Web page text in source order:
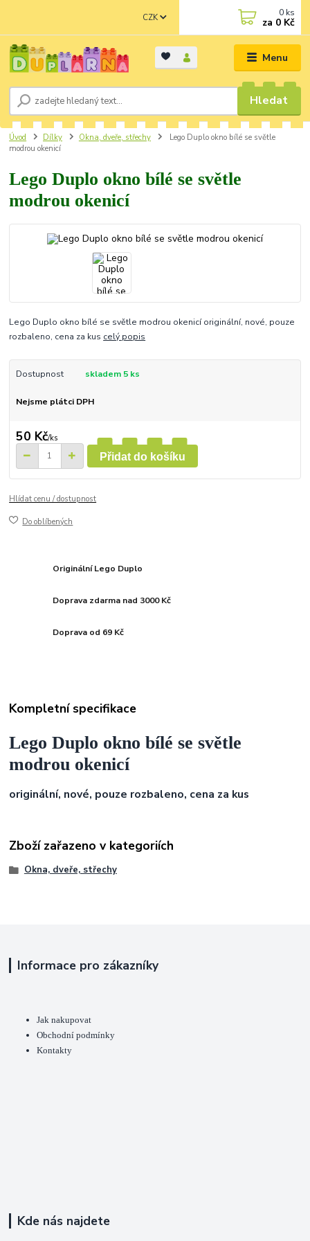
Menu
CZK
Hledat
0 ks
za 0 Kč
Úvod Dílky Okna, dveře, střechy
Lego Duplo okno bílé se světle
modrou okenicí
Lego Duplo okno bílé se světle
modrou okenicí
Lego Duplo okno bílé se světle modrou okenicí originální, nové, pouze
rozbaleno, cena za kus celý popis
Dostupnost skladem 5 ks
Nejsme plátci DPH
50 Kč/ks
Přidat do košíku
Hlídat cenu / dostupnost
Do oblíbených
Originální Lego Duplo
Doprava zdarma nad 3000 Kč
Doprava od 69 Kč
Kompletní specifikace
Lego Duplo okno bílé se světle
modrou okenicí
originální, nové, pouze rozbaleno, cena za kus
Zboží zařazeno v kategoriích
Okna, dveře, střechy
Informace pro zákazníky
Jak nakupovat
Obchodní podmínky
Kontakty
Kde nás najdete